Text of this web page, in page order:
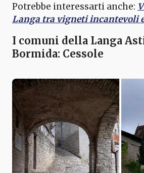
Potrebbe interessarti anche:
Langa tra vigneti incantevoli
I comuni della Langa
Bormida: Cessole